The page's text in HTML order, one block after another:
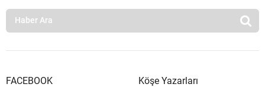
FACEBOOK Köşe Yazarları